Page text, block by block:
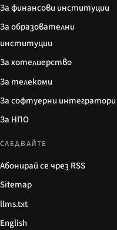
За финансови институции
За образователни
институции
За хотелиерство
За телекоми
За софтуерни интегратори
За НПО
СЛЕДВАЙТЕ
Абонирай се чрез RSS
Sitemap
llms.txt
English